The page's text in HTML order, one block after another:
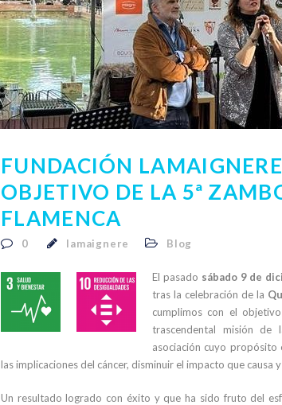
FUNDACIÓN
OBJETIVO DE LA 5ª
FLAMENCA
0 lamaignere Blog
El pasado sábado 9 de
tras la celebración de la
cumplimos con el
trascendental misión de
asociación cuyo
las implicaciones del cáncer, disminuir el impacto que causa
Un resultado logrado con éxito y que ha sido fruto del